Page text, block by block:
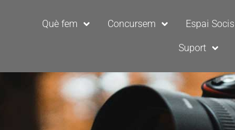
Què fem Concursem Espai Socis
Suport